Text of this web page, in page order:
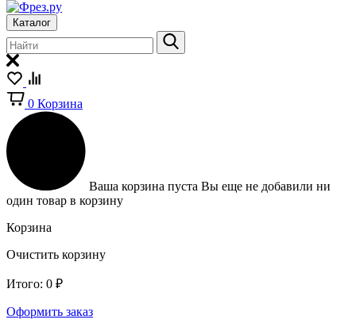
Каталог
0 Корзина
Ваша корзина пуста Вы еще не добавили ни
один товар в корзину
Корзина
Очистить корзину
Итого: 0 ₽
Оформить заказ